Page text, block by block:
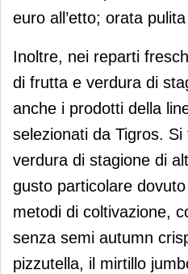
euro all’etto; orata
Inoltre, nei reparti
di frutta e verdura di
anche i prodotti della
selezionati da Tigros.
verdura di stagione di
gusto particolare
metodi di coltivazione,
senza semi autumn
pizzutella, il mirtillo